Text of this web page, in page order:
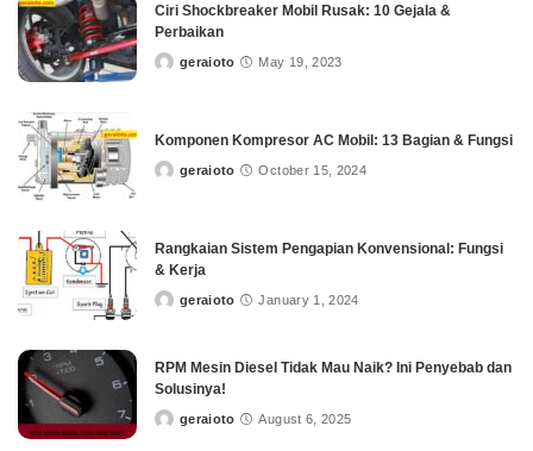
Ciri Shockbreaker Mobil Rusak: 10 Gejala &
Perbaikan
Postedgeraioto May 19, 2023
Komponen Kompresor AC Mobil: 13 Bagian & Fungsi
Postedgeraioto October 15, 2024
Rangkaian Sistem Pengapian Konvensional: Fungsi
& Kerja
Postedgeraioto January 1, 2024
RPM Mesin Diesel Tidak Mau Naik? Ini Penyebab dan
Solusinya!
Postedgeraioto August 6, 2025